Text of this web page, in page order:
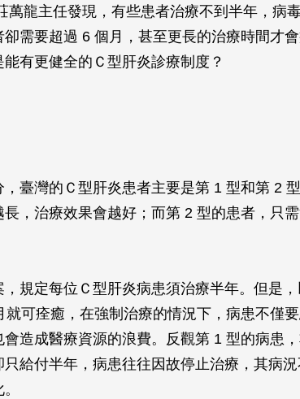
萬龍主任發現，有些患者治療不到半年，病
需要超過 6 個月，甚至更長的治療時間才
有更健全的Ｃ型肝炎診療制度？
臺灣的Ｃ型肝炎患者主要是第 1 型和第 2
長，治療效果會越好；而第 2 型的患者，只
規定每位Ｃ型肝炎病患須治療半年。但是
就可痊癒，在強制治療的情況下，病患不僅
造成醫療資源的浪費。反觀第 1 型的病患
給付半年，病患往往因故停止治療，其病